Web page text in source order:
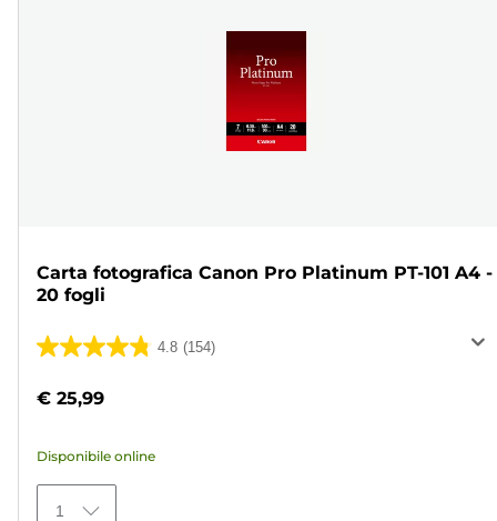
Carta fotografica Canon Pro Platinum PT-101 A4 -
20 fogli
4.8 (154)
4.8
5
154
recensioni
€ 25,99
Disponibile online
1